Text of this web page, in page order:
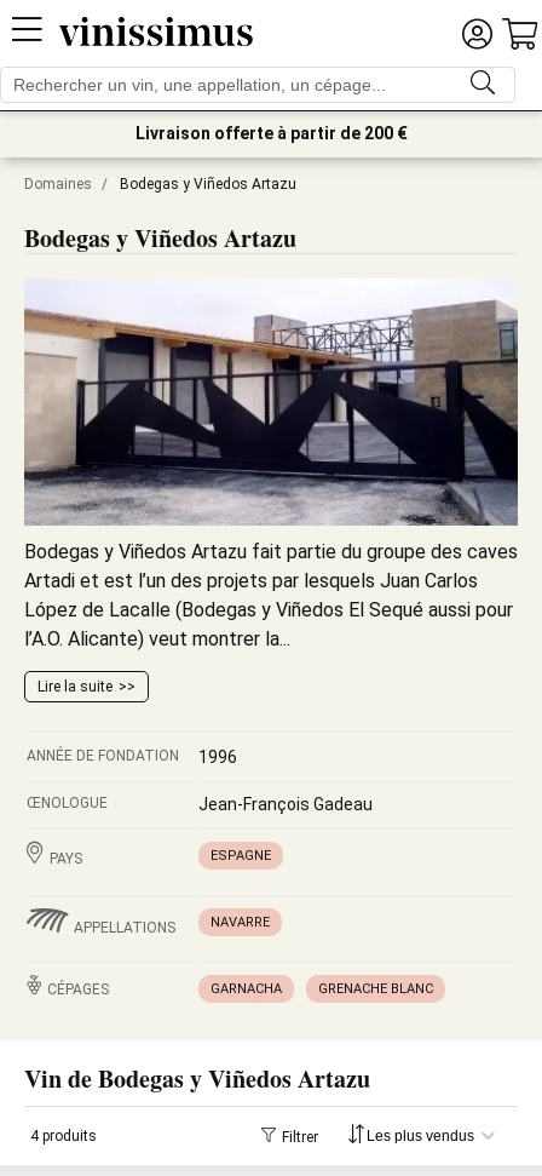
Livraison offerte à partir de 200 €
Domaines / Bodegas y Viñedos Artazu
Bodegas y Viñedos Artazu
Bodegas y Viñedos Artazu fait partie du groupe des caves
Artadi et est l’un des projets par lesquels Juan Carlos
López de Lacalle (Bodegas y Viñedos El Sequé aussi pour
l’A.O. Alicante) veut montrer la...
Lire la suite
ANNÉE DE FONDATION 1996
ŒNOLOGUE Jean-François Gadeau
PAYS ESPAGNE
APPELLATIONS NAVARRE
CÉPAGES GARNACHA GRENACHE BLANC
Vin de Bodegas y Viñedos Artazu
4 produits Filtrer